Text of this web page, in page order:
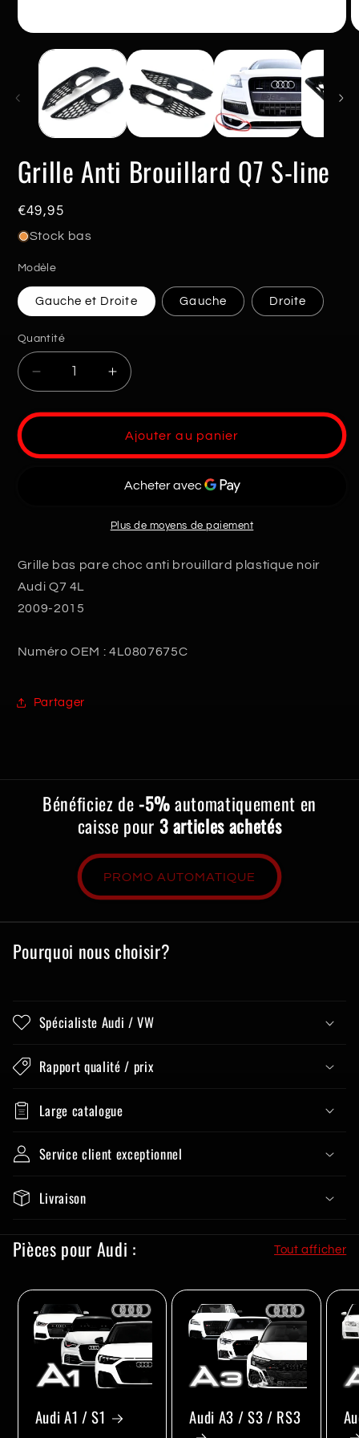
média
une
fenêtre
modale
Grille Anti Brouillard Q7 S-line
Prix
habituel
€49,95
Stock bas
Modèle
Gauche et Droite Gauche Droite
Quantité
Quantité
Réduire
la
quantité
Grille
Augmenter
la
quantité
de
Brouillard
S-
Ajouter au panier
Plus de moyens de paiement
Grille bas pare choc anti brouillard plastique noir
Audi Q7 4L
2009-2015
Numéro OEM : 4L0807675C
Partager
Bénéficiez de-5%automatiquement en
caisse pour 3 articles achetés
PROMO AUTOMATIQUE
Pourquoi nous choisir?
Spécialiste Audi / VW
Rapport qualité / prix
Large catalogue
Service client exceptionnel
Livraison
Pièces pour Audi : Tout afficher
Audi A1 / S1 Audi A3 / S3 / RS3